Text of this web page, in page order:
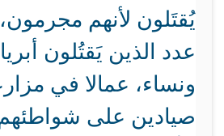
يُقتَلون لأنهم
عدد الذين يَقتُلون
ونساء، عمالا في
صيادين على